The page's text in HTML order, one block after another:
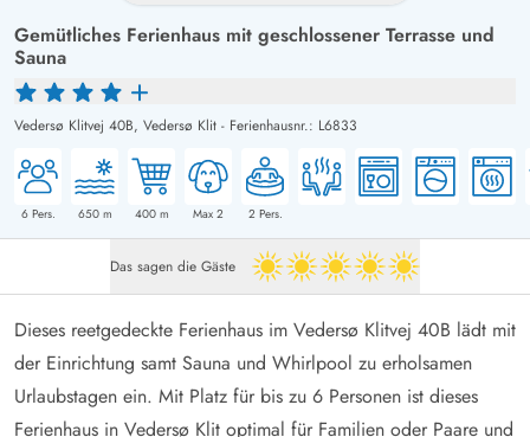
Gemütliches Ferienhaus mit geschlossener Terrasse und
Sauna
Vedersø Klitvej 40B, Vedersø Klit - Ferienhausnr.: L6833
6Pers. 650m 400m Max 2 2 Pers.
Das sagen die Gäste 5 von 5
Dieses reetgedeckte Ferienhaus im Vedersø Klitvej 40B lädt mit
der Einrichtung samt Sauna und Whirlpool zu erholsamen
Urlaubstagen ein. Mit Platz für bis zu 6 Personen ist dieses
Ferienhaus in Vedersø Klit optimal für Familien oder Paare und